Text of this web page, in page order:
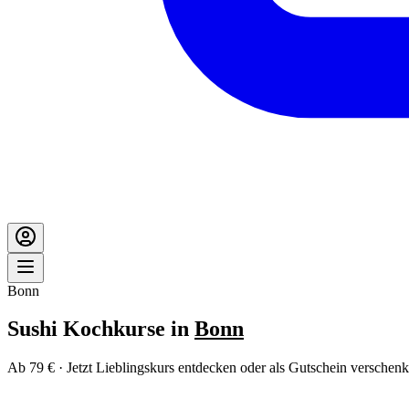
Bonn
Sushi Kochkurse in Bonn
Ab 79 € · Jetzt Lieblingskurs entdecken oder als Gutschein